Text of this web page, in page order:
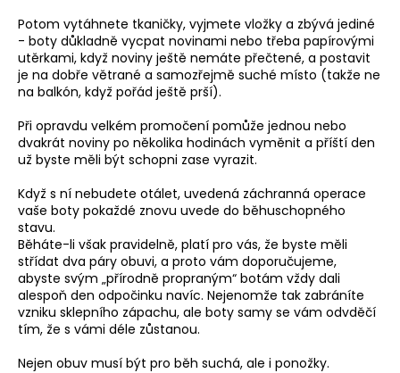
Potom vytáhnete tkaničky, vyjmete vložky a zbývá jediné
- boty důkladně vycpat novinami nebo třeba papírovými
utěrkami, když noviny ještě nemáte přečtené, a postavit
je na dobře větrané a samozřejmě suché místo (takže ne
na balkón, když pořád ještě prší).
Při opravdu velkém promočení pomůže jednou nebo
dvakrát noviny po několika hodinách vyměnit a příští den
už byste měli být schopni zase vyrazit.
Když s ní nebudete otálet, uvedená záchranná operace
vaše boty pokaždé znovu uvede do běhuschopného
stavu.
Běháte-li však pravidelně, platí pro vás, že byste měli
střídat dva páry obuvi, a proto vám doporučujeme,
abyste svým „přírodně propraným“ botám vždy dali
alespoň den odpočinku navíc. Nejenomže tak zabráníte
vzniku sklepního zápachu, ale boty samy se vám odvděčí
tím, že s vámi déle zůstanou.
Nejen obuv musí být pro běh suchá, ale i ponožky.
j
e
m
e
BĚŽECKÁ
OBUV
JOMA
2611
1
999
Kč
Původně:
2
649
Kč